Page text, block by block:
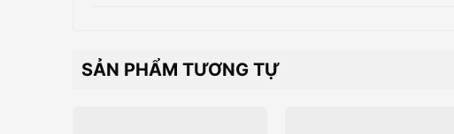
SẢN PHẨM TƯƠNG TỰ